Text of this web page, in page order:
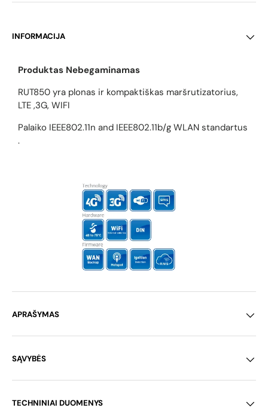
INFORMACIJA
Produktas Nebegaminamas
RUT850 yra plonas ir kompaktiškas maršrutizatorius,
LTE ,3G, WIFI
Palaiko IEEE802.11n and IEEE802.11b/g WLAN standartus
.
APRAŠYMAS
SĄVYBĖS
TECHNINIAI DUOMENYS